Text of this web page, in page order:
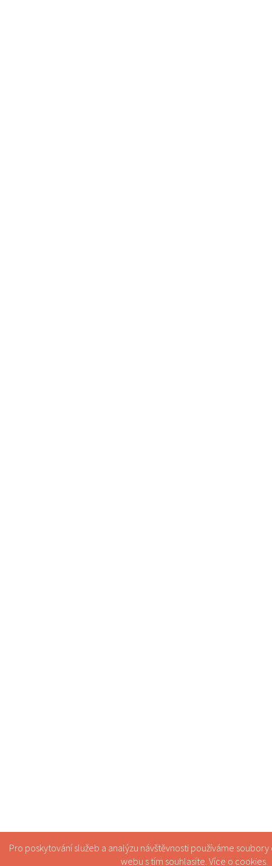
Pro poskytování služeb a analýzu návštěvnosti používáme
webu s tím souhlasíte. Více o cookies.